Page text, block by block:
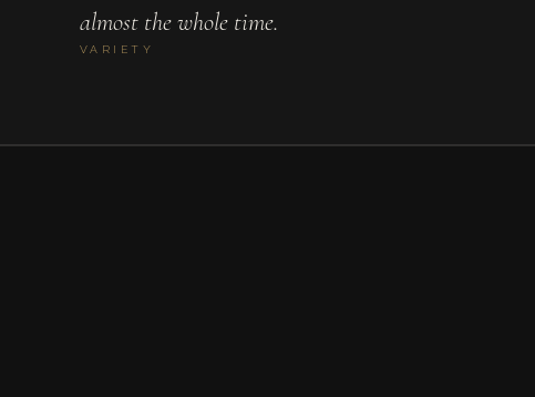
almost the whole time.
VARIETY